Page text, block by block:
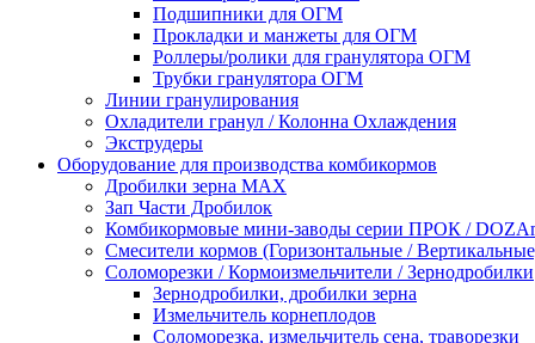
Подшипники для ОГМ
Прокладки и манжеты для ОГМ
Роллеры/ролики для гранулятора ОГМ
Трубки гранулятора ОГМ
Линии гранулирования
Охладители гранул / Колонна Охлаждения
Экструдеры
Оборудование для производства комбикормов
Дробилки зерна МАХ
Зап Части Дробилок
Комбикормовые мини-заводы серии ПРОК /
Смесители кормов (Горизонтальные /
Соломорезки / Кормоизмельчители / Зернодробилки
Зернодробилки, дробилки зерна
Измельчитель корнеплодов
Соломорезка, измельчитель сена, траворезки